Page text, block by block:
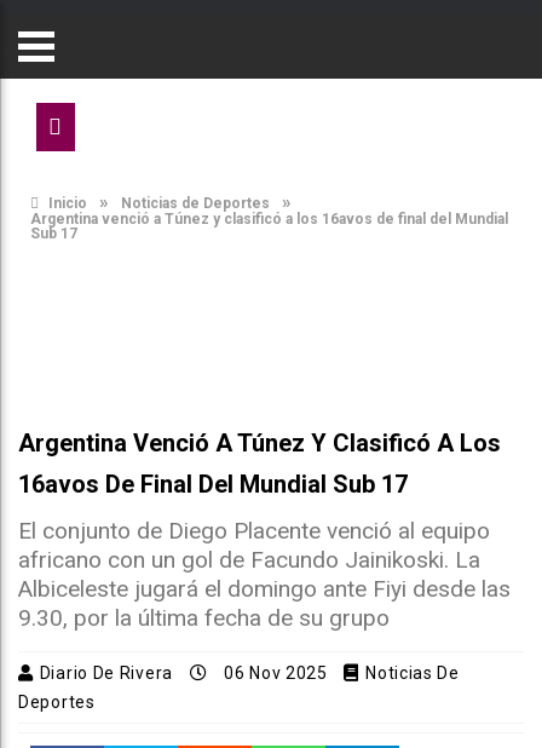
Inicio » Noticias de Deportes »
Argentina venció a Túnez y clasificó a los 16avos de final del Mundial
Sub 17
Argentina Venció A Túnez Y Clasificó A Los
16avos De Final Del Mundial Sub 17
El conjunto de Diego Placente venció al equipo
africano con un gol de Facundo Jainikoski. La
Albiceleste jugará el domingo ante Fiyi desde las
9.30, por la última fecha de su grupo
Diario De Rivera 06 Nov 2025
Noticias De
Deportes